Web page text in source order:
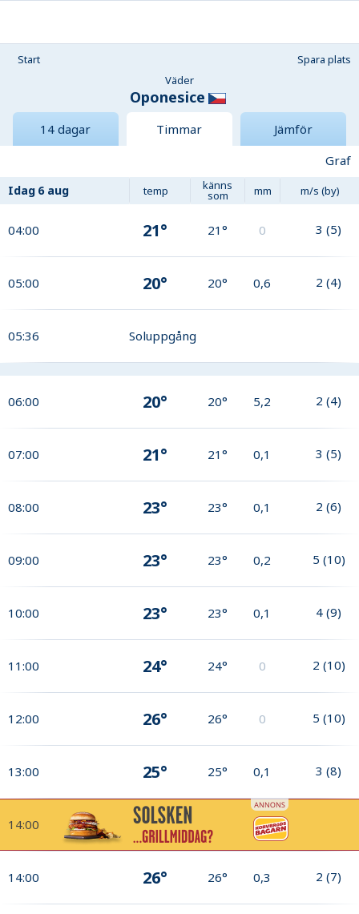
Start
Spara plats
Väder
Oponesice
14 dagar Timmar
Jämför
Graf
Idag 6 aug temp känns
som mm m/s (by)
04:00 21° 21° 0 3 (5)
05:00 20° 20° 0,6 2 (4)
05:36 Soluppgång
06:00 20° 20° 5,2 2 (4)
07:00 21° 21° 0,1 3 (5)
08:00 23° 23° 0,1 2 (6)
09:00 23° 23° 0,2 5 (10)
10:00 23° 23° 0,1 4 (9)
11:00 24° 24° 0 2 (10)
12:00 26° 26° 0 5 (10)
13:00 25° 25° 0,1 3 (8)
14:00
14:00 26° 26° 0,3 2 (7)